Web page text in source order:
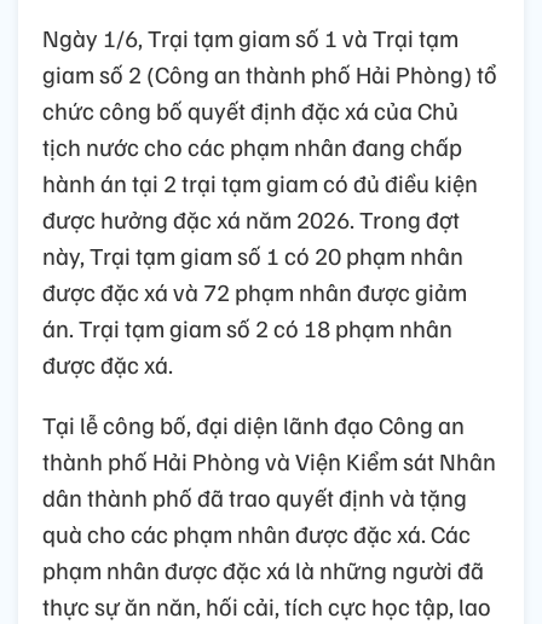
Ngày 1/6, Trại tạm giam số 1 và Trại tạm
giam số 2 (Công an thành phố Hải Phòng) tổ
chức công bố quyết định đặc xá của Chủ
tịch nước cho các phạm nhân đang chấp
hành án tại 2 trại tạm giam có đủ điều kiện
được hưởng đặc xá năm 2026. Trong đợt
này, Trại tạm giam số 1 có 20 phạm nhân
được đặc xá và 72 phạm nhân được giảm
án. Trại tạm giam số 2 có 18 phạm nhân
được đặc xá.
Tại lễ công bố, đại diện lãnh đạo Công an
thành phố Hải Phòng và Viện Kiểm sát Nhân
dân thành phố đã trao quyết định và tặng
quà cho các phạm nhân được đặc xá. Các
phạm nhân được đặc xá là những người đã
thực sự ăn năn, hối cải, tích cực học tập, lao